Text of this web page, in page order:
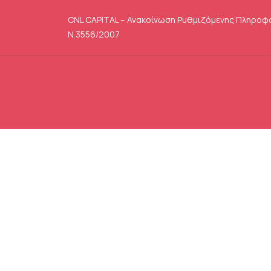
CNL CAPITAL – Ανακοίνωση Ρυθμιζόμενης
Ν.3556/2007